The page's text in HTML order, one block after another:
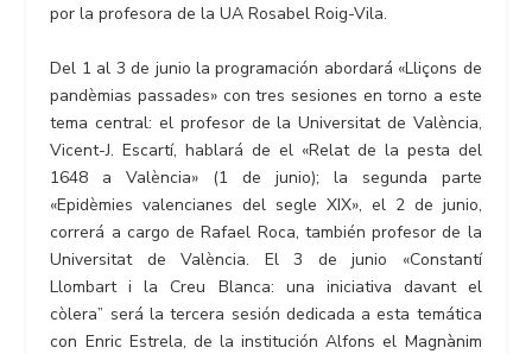
por la profesora de la UA Rosabel Roig-Vila.
Del 1 al 3 de junio la programación abordará «Lliçons de
pandèmias passades» con tres sesiones en torno a este
tema central: el profesor de la Universitat de València,
Vicent-J. Escartí, hablará de el «Relat de la pesta del
1648 a València» (1 de junio); la segunda parte
«Epidèmies valencianes del segle XIX», el 2 de junio,
correrá a cargo de Rafael Roca, también profesor de la
Universitat de València. El 3 de junio «Constantí
Llombart i la Creu Blanca: una iniciativa davant el
còlera” será la tercera sesión dedicada a esta temática
con Enric Estrela, de la institución Alfons el Magnànim